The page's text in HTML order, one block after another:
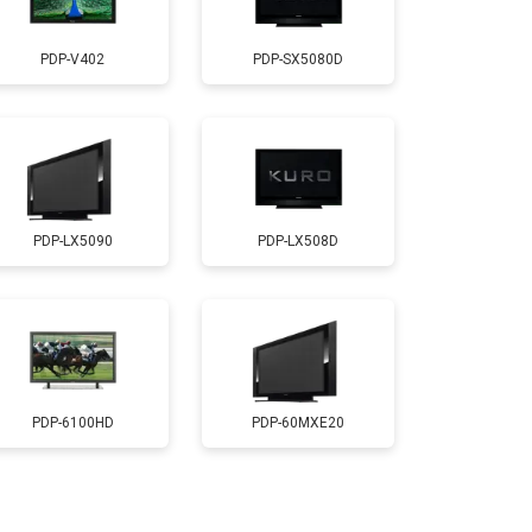
3500 ₽ Заказать
5200 ₽
3100 ₽ Заказать
3700 ₽ Заказать
5500 ₽
PDP-V402 PDP-SX5080D
PDP-LX5090 PDP-LX508D
PDP-6100HD PDP-60MXE20